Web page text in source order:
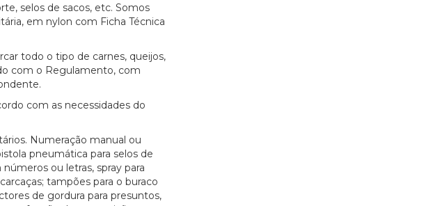
selos de sacos, etc. Somos
em nylon com Ficha Técnica
todo o tipo de carnes, queijos,
com o Regulamento, com
com as necessidades do
Numeração manual ou
pneumática para selos de
ou letras, spray para
tampões para o buraco
de gordura para presuntos,